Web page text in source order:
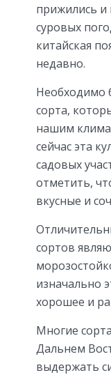
прижились и
суровых
китайская
недавно.
Необходимо
сорта,
нашим
сейчас эта
садовых
отметить,
вкусные и
сортов
изначально
хорошее и
Многие
Дальнем
выдержать